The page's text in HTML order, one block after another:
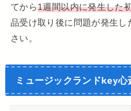
てから1週間以内に発⽣した
品受け取り後に問題が発生
さい。
ミュージックランドkey